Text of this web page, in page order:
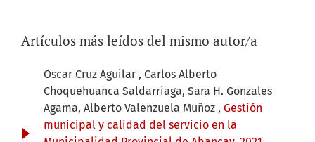
Artículos más leídos del mismo autor/a
Oscar Cruz Aguilar , Carlos Alberto
Choquehuanca Saldarriaga, Sara H. Gonzales
Agama, Alberto Valenzuela Muñoz , Gestión
municipal y calidad del servicio en la